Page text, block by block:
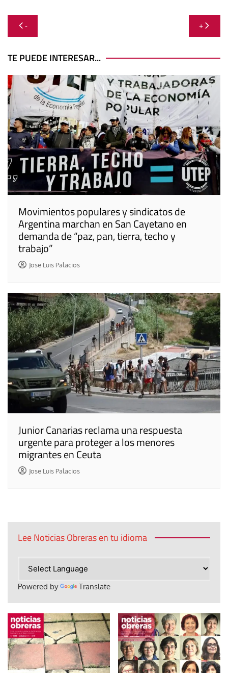
Navegación
de
entradas
- +
TE PUEDE INTERESAR...
Movimientos populares y sindicatos de
Argentina marchan en San Cayetano en
demanda de “paz, pan, tierra, techo y
trabajo”
Jose Luis Palacios
Junior Canarias reclama una respuesta
urgente para proteger a los menores
migrantes en Ceuta
Jose Luis Palacios
Lee Noticias Obreras en tu idioma
Powered by Translate